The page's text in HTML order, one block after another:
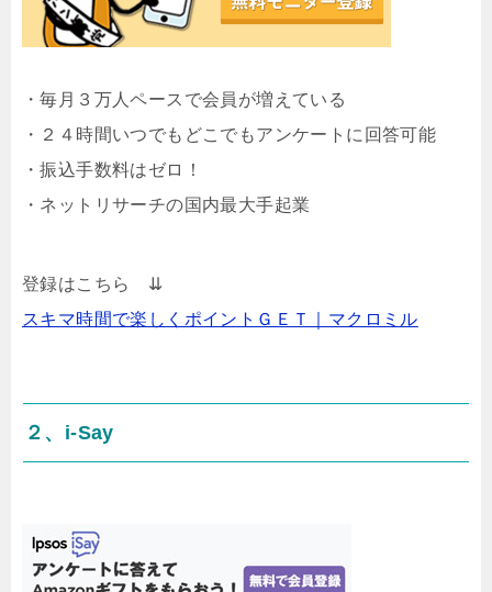
・毎月３万人ペースで会員が増えている
・２４時間いつでもどこでもアンケートに回答可能
・振込手数料はゼロ！
・ネットリサーチの国内最大手起業
登録はこちら ⇊
スキマ時間で楽しくポイントＧＥＴ｜マクロミル
２、i-Say